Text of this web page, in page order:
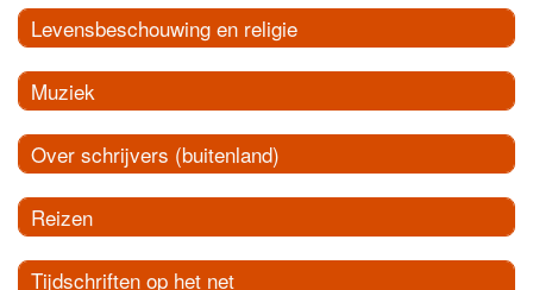
Levensbeschouwing en religie
Muziek
Over schrijvers (buitenland)
Reizen
Tijdschriften op het net